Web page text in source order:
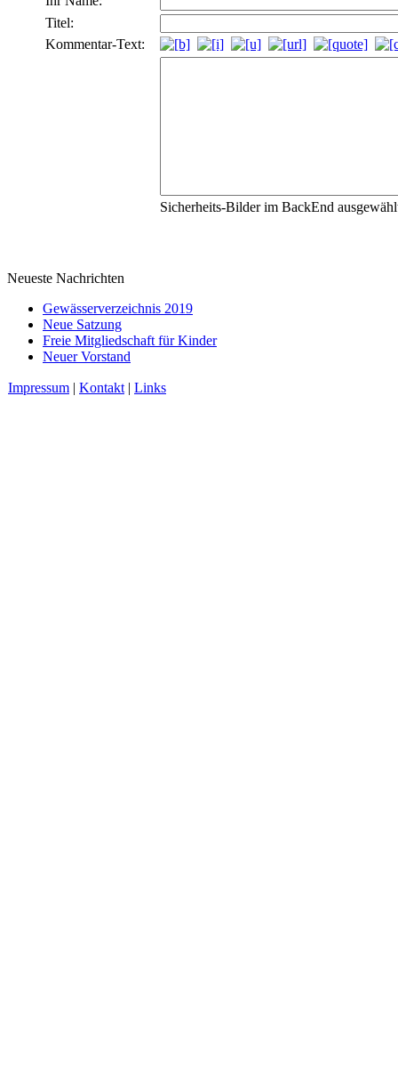
Titel:
Kommentar-Text:
Sicherheits-Bilder im BackEnd
Neueste Nachrichten
Gewässerverzeichnis 2019
Neue Satzung
Freie Mitgliedschaft für Kinder
Neuer Vorstand
Impressum | Kontakt | Links